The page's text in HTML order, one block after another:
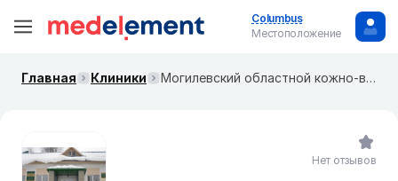
Columbus
Местоположение
Главная Клиники Могилевский областной кожно-венерологический диспансер
Нет отзывов